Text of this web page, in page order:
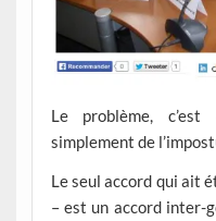
Le problème,
simplement de
Le seul accord qui ait
– est un accord inter-